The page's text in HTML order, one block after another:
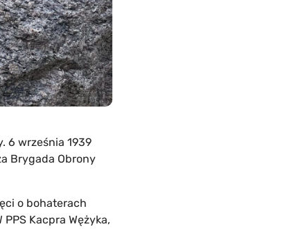
6 września 1939
Brygada Obrony
o bohaterach
Kacpra Wężyka,